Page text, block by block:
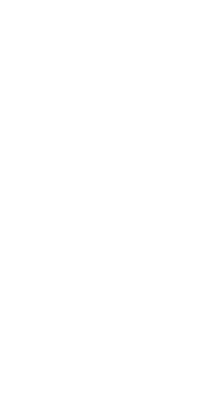
and enter to go to